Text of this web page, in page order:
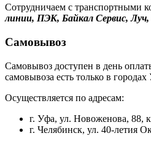
Сотрудничаем с транспортными
линии, ПЭК, Байкал Сервис, Луч,
Самовывоз
Самовывоз доступен в день
самовывоза есть только в
Осуществляется по адресам:
г. Уфа, ул. Новоженова, 88,
г. Челябинск, ул. 40-летия